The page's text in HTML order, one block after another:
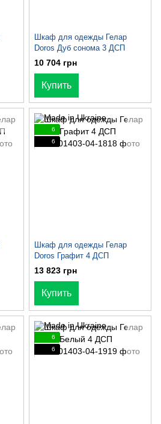
Шкаф для одежды Гелар
Doros Дуб сонома 3 ДСП
10 704 грн
Купить
6
6
Шкаф для одежды Гелар
Doros Графит 4 ДСП
13 823 грн
Купить
6
6